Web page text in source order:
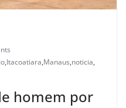
,Itacoatiara,Manaus,noticia,
homem por